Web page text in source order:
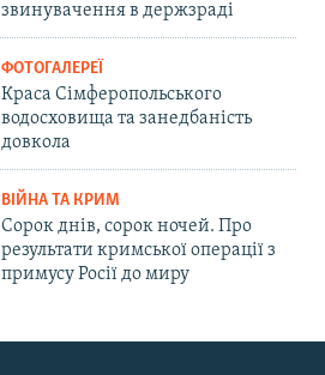
звинувачення в держзраді
ФОТОГАЛЕРЕЇ
Краса Сімферопольського
водосховища та занедбаність
довкола
ВІЙНА ТА КРИМ
Сорок днів, сорок ночей. Про
результати кримської операції з
примусу Росії до миру